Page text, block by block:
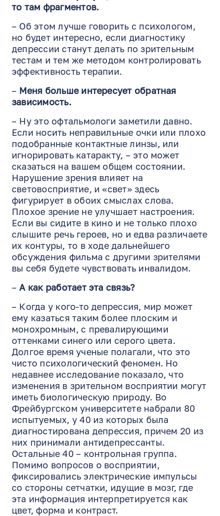
то там фрагментов.
– Об этом лучше говорить с психологом,
но будет интересно, если диагностику
депрессии станут делать по зрительным
тестам и тем же методом контролировать
эффективность терапии.
– Меня больше интересует обратная
зависимость.
– Ну это офтальмологи заметили давно.
Если носить неправильные очки или плохо
подобранные контактные линзы, или
игнорировать катаракту, – это может
сказаться на вашем общем состоянии.
Нарушение зрения влияет на
световосприятие, и «свет» здесь
фигурирует в обоих смыслах слова.
Плохое зрение не улучшает настроения.
Если вы сидите в кино и не только плохо
слышите речь героев, но и едва различаете
их контуры, то в ходе дальнейшего
обсуждения фильма с другими зрителями
вы себя будете чувствовать инвалидом.
–А как работает эта связь?
– Когда у кого-то депрессия, мир может
ему казаться таким более плоским и
монохромным, с превалирующими
оттенками синего или серого цвета.
Долгое время ученые полагали, что это
чисто психологический феномен. Но
недавнее исследование показало, что
изменения в зрительном восприятии могут
иметь биологическую природу. Во
Фрейбургском университете набрали 80
испытуемых, у 40 из которых была
диагностирована депрессия, причем 20 из
них принимали антидепрессанты.
Остальные 40 – контрольная группа.
Помимо вопросов о восприятии,
фиксировались электрические импульсы
со стороны сетчатки, идущие в мозг, где
эта информация интерпретируется как
цвет, форма и контраст.